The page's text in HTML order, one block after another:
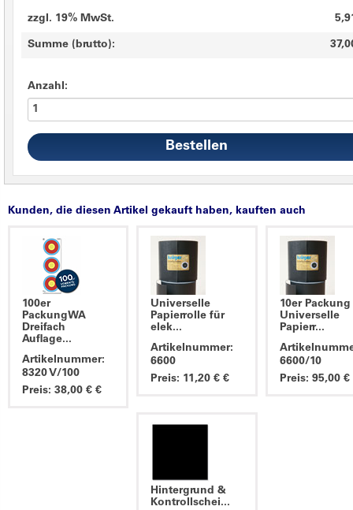
zzgl. 19% MwSt.
Summe (brutto):
Anzahl:
Kunden, die diesen Artikel gekauft haben, kauften auch
100er
PackungWA
Dreifach
Auflage...
Artikelnummer:
8320 V/100
Preis: 38,00 € €
Universelle
Papierrolle für
elek...
Artikelnummer:
6600
Preis: 11,20 € €
10er Packung
Universelle
Papierr...
6600/10
Preis: 95,00 €
Hintergrund &
Kontrollschei...